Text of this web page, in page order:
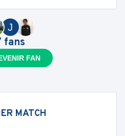
J
fans
FAN
MATCH